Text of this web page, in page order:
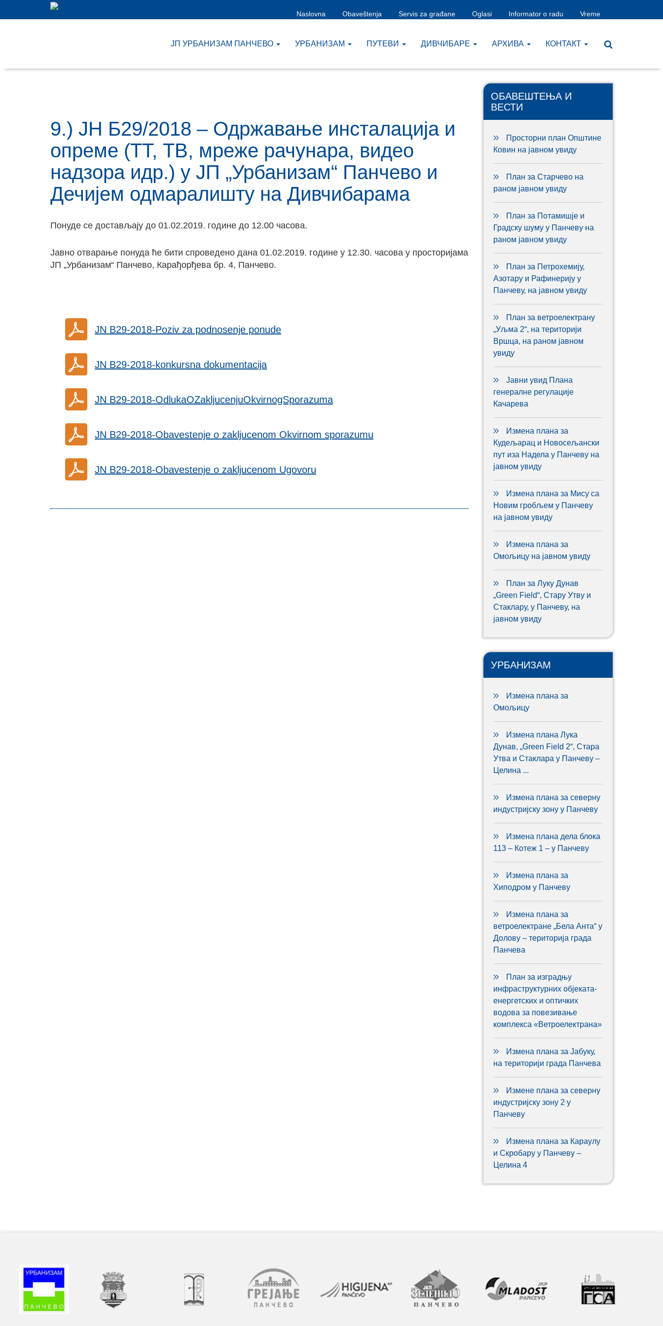
Naslovna Obaveštenja Servis za građane Oglasi Informator o radu Vreme
ЈП УРБАНИЗАМ ПАНЧЕВО УРБАНИЗАМ ПУТЕВИ ДИВЧИБАРЕ AРХИВА КОНТАКТ
9.) ЈН Б29/2018 – Одржавање инсталација и
опреме (ТТ, ТВ, мреже рачунара, видео
надзора идр.) у ЈП „Урбанизам“ Панчево и
Дечијем одмаралишту на Дивчибарама
Понуде се достављају до 01.02.2019. године до 12.00 часова.
Јавно отварање понуда ће бити спроведено дана 01.02.2019. године у 12.30. часова у просторијама
ЈП „Урбанизам“ Панчево, Карађорђева бр. 4, Панчево.
JN B29-2018-Poziv za podnosenje ponude
JN B29-2018-konkursna dokumentacija
JN B29-2018-OdlukaOZakljucenjuOkvirnogSporazuma
JN B29-2018-Obavestenje o zakljucenom Okvirnom sporazumu
JN B29-2018-Obavestenje o zakljucenom Ugovoru
ОБАВЕШТЕЊА И
ВЕСТИ
Просторни план Општине
Ковин на јавном увиду
План за Старчево на
раном јавном увиду
План за Потамишје и
Градску шуму у Панчеву на
раном јавном увиду
План за Петрохемију,
Азотару и Рафинерију у
Панчеву, на јавном увиду
План за ветроелектрану
„Уљма 2“, на територији
Вршца, на раном јавном
увиду
Јавни увид Плана
генералне регулације
Качарева
Измена плана за
Кудељарац и Новосељански
пут иза Надела у Панчеву на
јавном увиду
Измена плана за Мису са
Новим гробљем у Панчеву
на јавном увиду
Измена плана за
Омољицу на јавном увиду
План за Луку Дунав
„Green Field“, Стару Утву и
Стаклару, у Панчеву, на
јавном увиду
УРБАНИЗАМ
Измена плана за
Омољицу
Измена плана Лука
Дунав, „Green Field 2“, Стара
Утва и Стаклара у Панчеву –
Целина ...
Измена плана за северну
индустријску зону у Панчеву
Измена плана дела блока
113 – Котеж 1 – у Панчеву
Измена плана за
Хиподром у Панчеву
Измена плана за
ветроелектране „Бела Анта“ у
Долову – територија града
Панчева
План за изградњу
инфраструктурних објеката-
енергетских и оптичких
водова за повезивање
комплекса «Ветроелектрана»
Измена плана за Јабуку,
на територији града Панчева
Измене плана за северну
индустријску зону 2 у
Панчеву
Измена плана за Караулу
и Скробару у Панчеву –
Целина 4